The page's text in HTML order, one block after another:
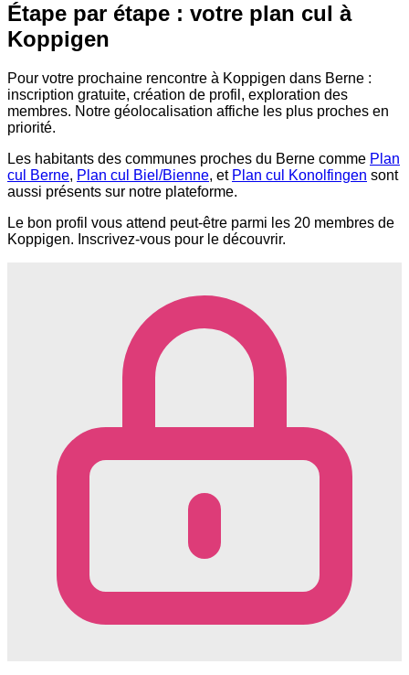
Étape par étape : votre plan cul à
Koppigen
Pour votre prochaine rencontre à Koppigen dans Berne :
inscription gratuite, création de profil, exploration des
membres. Notre géolocalisation affiche les plus proches en
priorité.
Les habitants des communes proches du Berne comme Plan
cul Berne, Plan cul Biel/Bienne, et Plan cul Konolfingen sont
aussi présents sur notre plateforme.
Le bon profil vous attend peut-être parmi les 20 membres de
Koppigen. Inscrivez-vous pour le découvrir.